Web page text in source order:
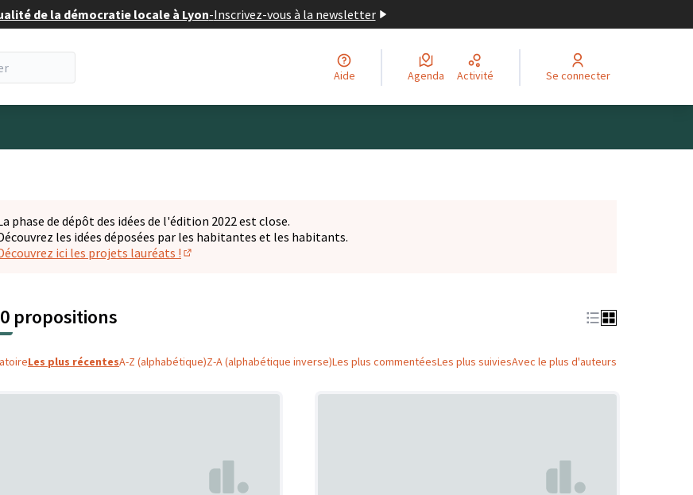
de la démocratie locale à Lyon-Inscrivez-vous à la newsletter
Aide Agenda Activité Se connecter
phase de dépôt des idées de l'édition 2022 est close.
les idées déposées par les habitantes et les habitants.
ici les projets lauréats !
propositions
Les plus récentesA-Z (alphabétique)Z-A (alphabétique inverse)Les plus commentéesLes plus suiviesAvec le plus d'auteurs